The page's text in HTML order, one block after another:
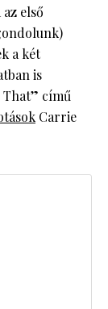
első
a két
is
That” című
Carrie